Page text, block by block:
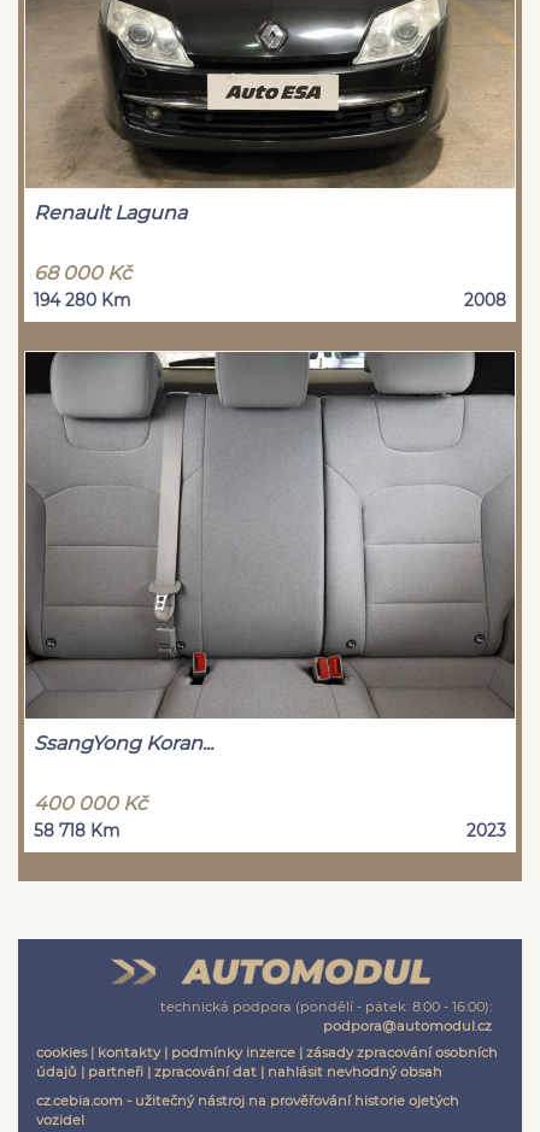
Renault Laguna
68 000 Kč
194 280 Km 2008
SsangYong Koran...
400 000 Kč
58 718 Km 2023
technická podpora (pondělí - pátek: 8:00 - 16:00):
podpora@automodul.cz
cookies| kontakty| podmínky inzerce | zásady zpracování osobních
údajů | partneři | zpracování dat | nahlásit nevhodný obsah
cz.cebia.com - užitečný nástroj na prověřování historie ojetých
vozidel